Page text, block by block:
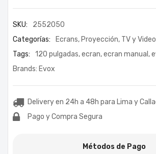
SKU:
2552050
Categorías:
Ecrans, Proyección, TV y Video
Tags:
120 pulgadas,ecran,ecran manual ,
Brands: Evox
Delivery en 24h a 48h para Lima y
Pago y Compra Segura
Métodos de Pago